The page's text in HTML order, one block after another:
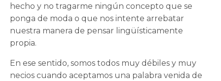
hecho y no tragarme ningún concepto que se
ponga de moda o que nos intente arrebatar
nuestra manera de pensar lingüísticamente
propia.
En ese sentido, somos todos muy débiles y muy
necios cuando aceptamos una palabra venida de